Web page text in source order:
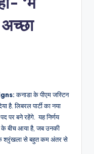
कनाडा के पीएम जस्टिन
है. लिबरल पार्टी का नया
पर बने रहेंगे. यह निर्णय
के बीच आया है, जब उनकी
एक श्रृंखला से बहुत कम अंतर से